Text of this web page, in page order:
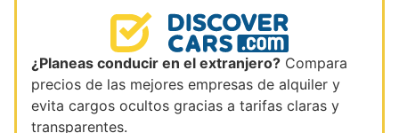
¿Planeas conducir en el extranjero? Compara
precios de las mejores empresas de alquiler y
evita cargos ocultos gracias a tarifas claras y
transparentes.